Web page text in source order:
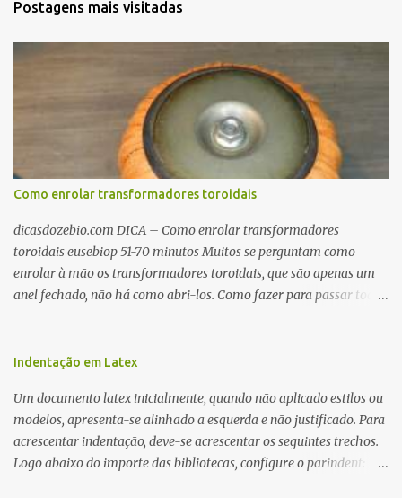
Postagens mais visitadas
Como enrolar transformadores toroidais
dicasdozebio.com DICA – Como enrolar transformadores
toroidais eusebiop 51-70 minutos Muitos se perguntam como
enrolar à mão os transformadores toroidais, que são apenas um
anel fechado, não há como abri-los. Como fazer para passar toda
utilizadas para automatizar a bobinagem de grandes e pequenos
dos núcleos e dos transformadores toroidais e como foram
desmontados dois deles. Características dos transformadores
toroidais Os transformadores toroidais tem aparecido cada vez
mais em circuitos eletrônicos, pois apresentam algumas
Indentação em Latex
Um documento latex inicialmente, quando não aplicado estilos ou
modelos, apresenta-se alinhado a esquerda e não justificado. Para
acrescentar indentação, deve-se acrescentar os seguintes trechos.
Logo abaixo do importe das bibliotecas, configure o parindent: